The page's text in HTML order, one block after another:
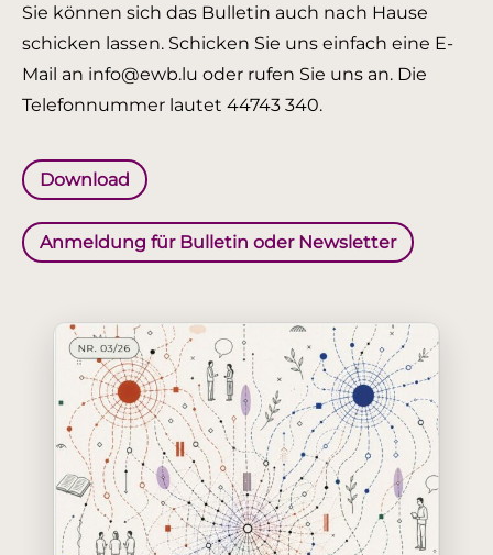
Sie können sich das Bulletin auch nach Hause
schicken lassen. Schicken Sie uns einfach eine E-
Mail an info@ewb.lu oder rufen Sie uns an. Die
Telefonnummer lautet 44743 340.
Download
Anmeldung für Bulletin oder Newsletter